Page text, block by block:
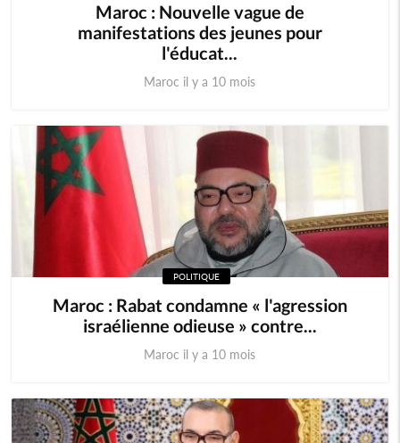
Maroc : Nouvelle vague de
manifestations des jeunes pour
l'éducat...
Maroc il y a 10 mois
POLITIQUE
Maroc : Rabat condamne « l'agression
israélienne odieuse » contre...
Maroc il y a 10 mois